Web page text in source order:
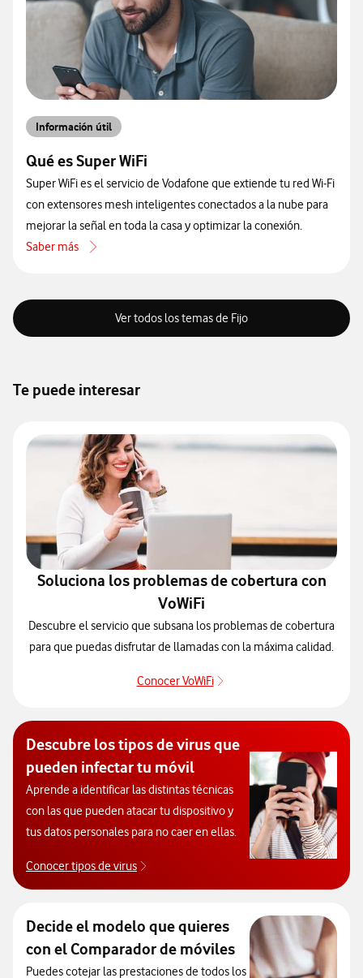
Información útil
Qué es Super WiFi
Super WiFi es el servicio de Vodafone que extiende tu red Wi‑Fi
con extensores mesh inteligentes conectados a la nube para
mejorar la señal en toda la casa y optimizar la conexión.
Saber más
acerca de Qué es Super WiFi
Ver todos los temas de Fijo
Te puede interesar
Soluciona los problemas de cobertura con
VoWiFi
Descubre el servicio que subsana los problemas de cobertura
para que puedas disfrutar de llamadas con la máxima calidad.
Conocer VoWiFi
Descubre los tipos de virus que
pueden infectar tu móvil
Aprende a identificar las distintas técnicas
con las que pueden atacar tu dispositivo y
tus datos personales para no caer en ellas.
Conocer tipos de virus
Descubre los tipos de virus que pueden
Decide el modelo que quieres
con el Comparador de móviles
Puedes cotejar las prestaciones de todos los